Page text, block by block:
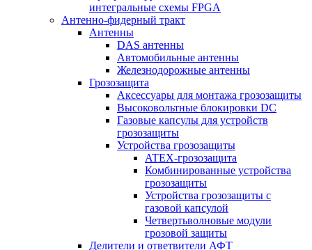
интегральные схемы FPGA
Антенно-фидерный тракт
Антенны
DAS антенны
Автомобильные антенны
Железнодорожные антенны
Грозозащита
Аксессуары для монтажа грозозащиты
Высоковольтные блокировки DC
Газовые капсулы для устройств
грозозащиты
Устройства грозозащиты
ATEX-грозозащита
Комбинированные устройства
грозозащиты
Устройства грозозащиты с
газовой капсулой
Четвертьволновые модули
грозовой защиты
Делители и ответвители АФТ